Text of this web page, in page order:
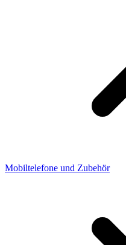
Mobiltelefone und Zubehör